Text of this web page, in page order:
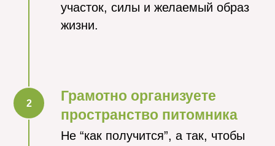
участок, силы и желаемый образ
жизни.
Грамотно организуете
пространство питомника
Не “как получится”, а так, чтобы